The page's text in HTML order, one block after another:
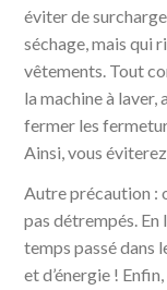
éviter de
séchage, mais qui
vêtements. Tout
la machine à laver,
fermer les
Ainsi, vous
Autre précaution :
pas détrempés.
temps passé dans
et d’énergie !